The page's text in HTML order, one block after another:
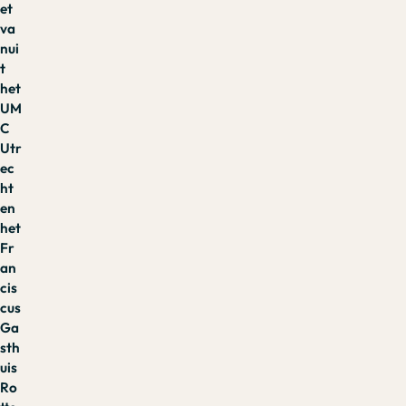
et
va
nui
t
het
UM
C
Utr
ec
ht
en
het
Fr
an
cis
cus
Ga
sth
uis
Ro